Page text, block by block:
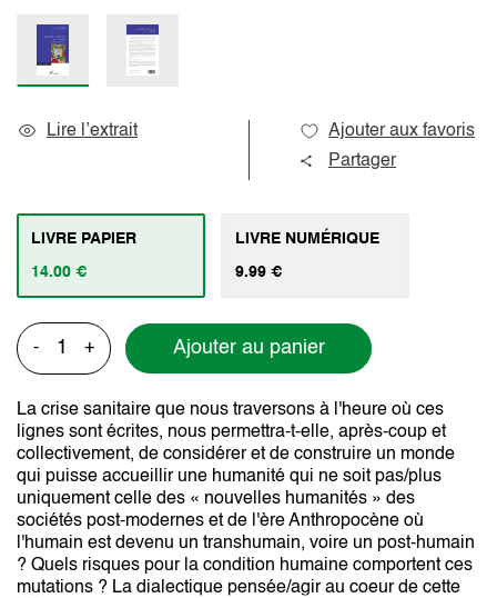
Lire l’extrait
Ajouter aux favoris
Partager
LIVRE PAPIER
14.00 €
LIVRE NUMÉRIQUE
9.99 €
- + Ajouter au panier
La crise sanitaire que nous traversons à l'heure où ces
lignes sont écrites, nous permettra-t-elle, après-coup et
collectivement, de considérer et de construire un monde
qui puisse accueillir une humanité qui ne soit pas/plus
uniquement celle des « nouvelles humanités » des
sociétés post-modernes et de l'ère Anthropocène où
l'humain est devenu un transhumain, voire un post-humain
? Quels risques pour la condition humaine comportent ces
mutations ? La dialectique pensée/agir au coeur de cette